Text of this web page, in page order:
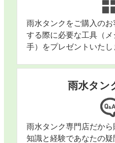
雨水タンクをご購入の
する際に必要な工具（
手）をプレゼントいたし
雨水タン
雨水タンク専門店だか
知識と経験であなたの